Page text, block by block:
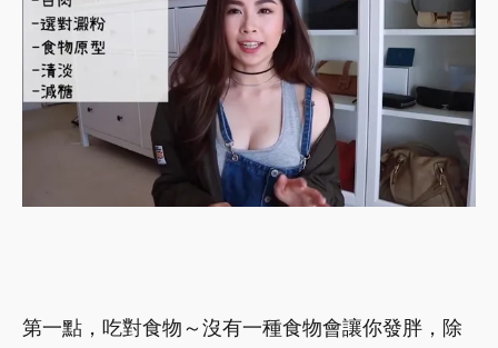
第一點，吃對食物～沒有一種食物會讓你發胖，除